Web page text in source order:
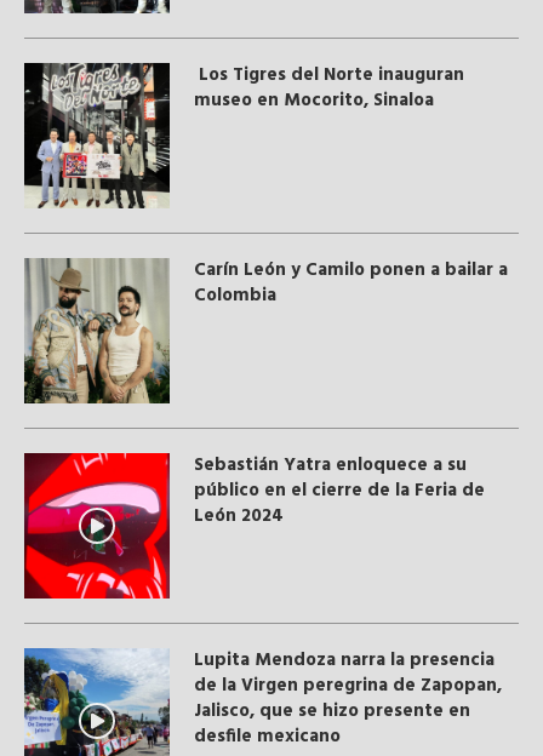
Los Tigres del Norte inauguran
museo en Mocorito, Sinaloa
Carín León y Camilo ponen a bailar a
Colombia
Sebastián Yatra enloquece a su
público en el cierre de la Feria de
León 2024
Lupita Mendoza narra la presencia
de la Virgen peregrina de Zapopan,
Jalisco, que se hizo presente en
desfile mexicano